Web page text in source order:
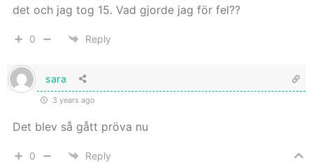
det och jag tog 15. Vad gjorde jag för fel??
0 Reply
sara
3 years ago
Det blev så gått pröva nu
0 Reply